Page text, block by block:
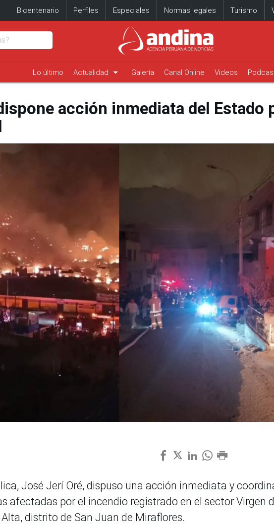
Bicentenario Perfiles Especiales Normas legales Turismo
Lo último Actualidad arrow_drop_down Galería Canal Online Videos
acción inmediata del Estado
José Jerí Oré, dispuso una acción inmediata y
afectadas por el incendio registrado en el sector Virgen
distrito de San Juan de Miraflores.